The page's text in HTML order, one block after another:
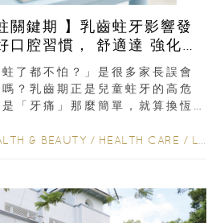
關鍵期 】乳齒蛀牙影響發
， 舒適達 強化琺
南
了都不怕？」是很多家長誤會
？乳齒期正是兒童蛀牙的高危
「牙痛」那麼簡單，就算換恆
& BEAUTY / HEALTH CARE / LIFESTYLE